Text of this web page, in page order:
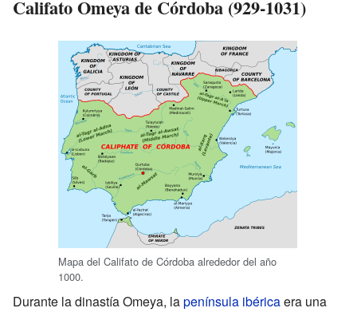
Califato Omeya de Córdoba (929-1031)
Mapa del Califato de Córdoba alrededor del año
1000.
Durante la dinastía Omeya, lapenínsula ibéricaera una